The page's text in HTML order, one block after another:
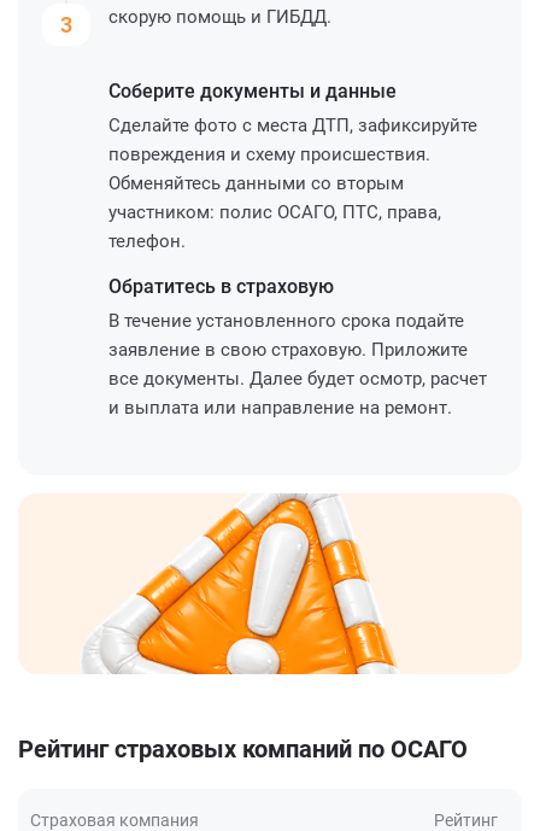
3
скорую помощь и ГИБДД.
Соберите документы и данные
Сделайте фото с места ДТП, зафиксируйте
повреждения и схему происшествия.
Обменяйтесь данными со вторым
участником: полис ОСАГО, ПТС, права,
телефон.
Обратитесь в страховую
В течение установленного срока подайте
заявление в свою страховую. Приложите
все документы. Далее будет осмотр, расчет
и выплата или направление на ремонт.
Рейтинг страховых компаний по ОСАГО
Страховая компания Рейтинг